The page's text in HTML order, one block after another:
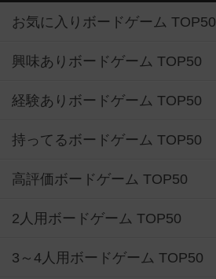
お気に入りボードゲーム TOP50
興味ありボードゲーム TOP50
経験ありボードゲーム TOP50
持ってるボードゲーム TOP50
高評価ボードゲーム TOP50
2人用ボードゲーム TOP50
3～4人用ボードゲーム TOP50